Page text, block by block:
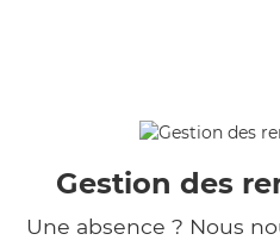
Gestion des
Une absence ? Nous